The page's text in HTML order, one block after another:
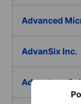
Advanced
AdvanSix Inc.
Advantage